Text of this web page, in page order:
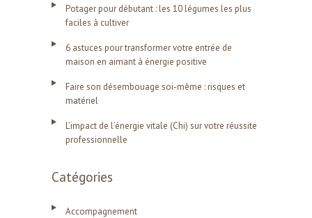
Potager pour débutant : les 10 légumes les plus
faciles à cultiver
6 astuces pour transformer votre entrée de
maison en aimant à énergie positive
Faire son désembouage soi-même : risques et
matériel
L’impact de l’énergie vitale (Chi) sur votre réussite
professionnelle
Catégories
Accompagnement